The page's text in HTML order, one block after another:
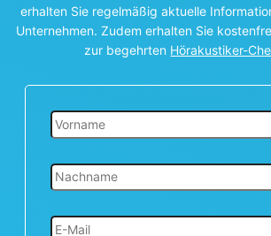
erhalten Sie regelmäßig aktuelle
Unternehmen. Zudem erhalten Sie
zur begehrten Hörakustiker-